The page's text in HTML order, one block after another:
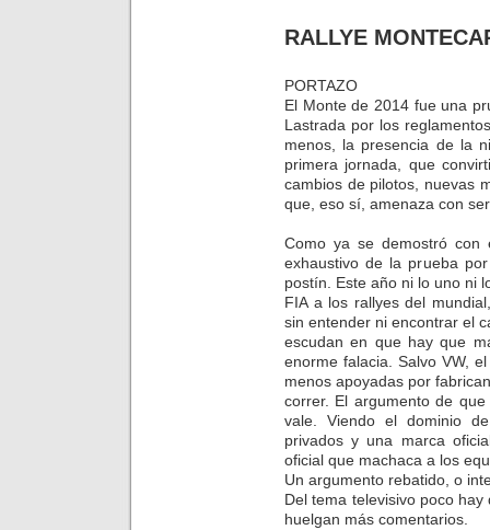
RALLYE
PORTAZO
El Monte de 2014 fue una
Lastrada por los
menos, la presencia de la
primera jornada, que
cambios de pilotos, nuevas
que, eso sí, amenaza con
Como ya se demostró con
exhaustivo de la prueba
postín. Este año ni lo uno ni
FIA a los rallyes del
sin entender ni encontrar el
escudan en que hay que
enorme falacia. Salvo VW,
menos apoyadas por
correr. El argumento de
vale. Viendo el dominio
privados y una marca
oficial que machaca a los
Un argumento rebatido, o
Del tema televisivo poco
huelgan más comentarios.